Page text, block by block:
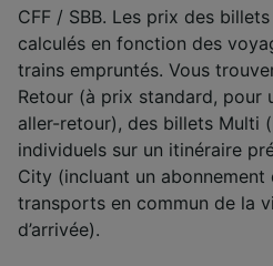
CFF / SBB. Les prix des
calculés en fonction des
trains empruntés. Vous
Retour (à prix standard, pour
aller-retour), des billets Multi
individuels sur un itinéraire
City (incluant un abonnement
transports en commun de la
d’arrivée).